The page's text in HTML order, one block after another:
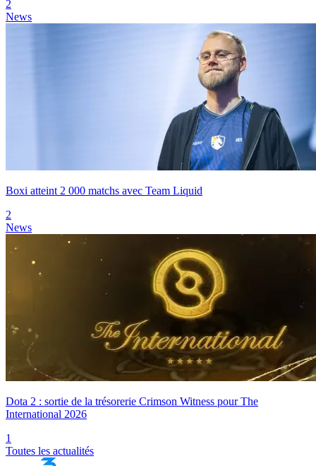
2
News
Boxi atteint 2 000 matchs avec Team Liquid
2
News
Dota 2 : sortie de la trésorerie Crimson Witness pour The
International 2026
1
Toutes les actualités